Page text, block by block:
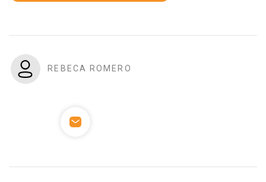
REBECA ROMERO